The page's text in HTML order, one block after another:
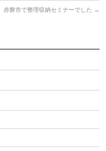
赤磐市で整理収納セミナーでした →